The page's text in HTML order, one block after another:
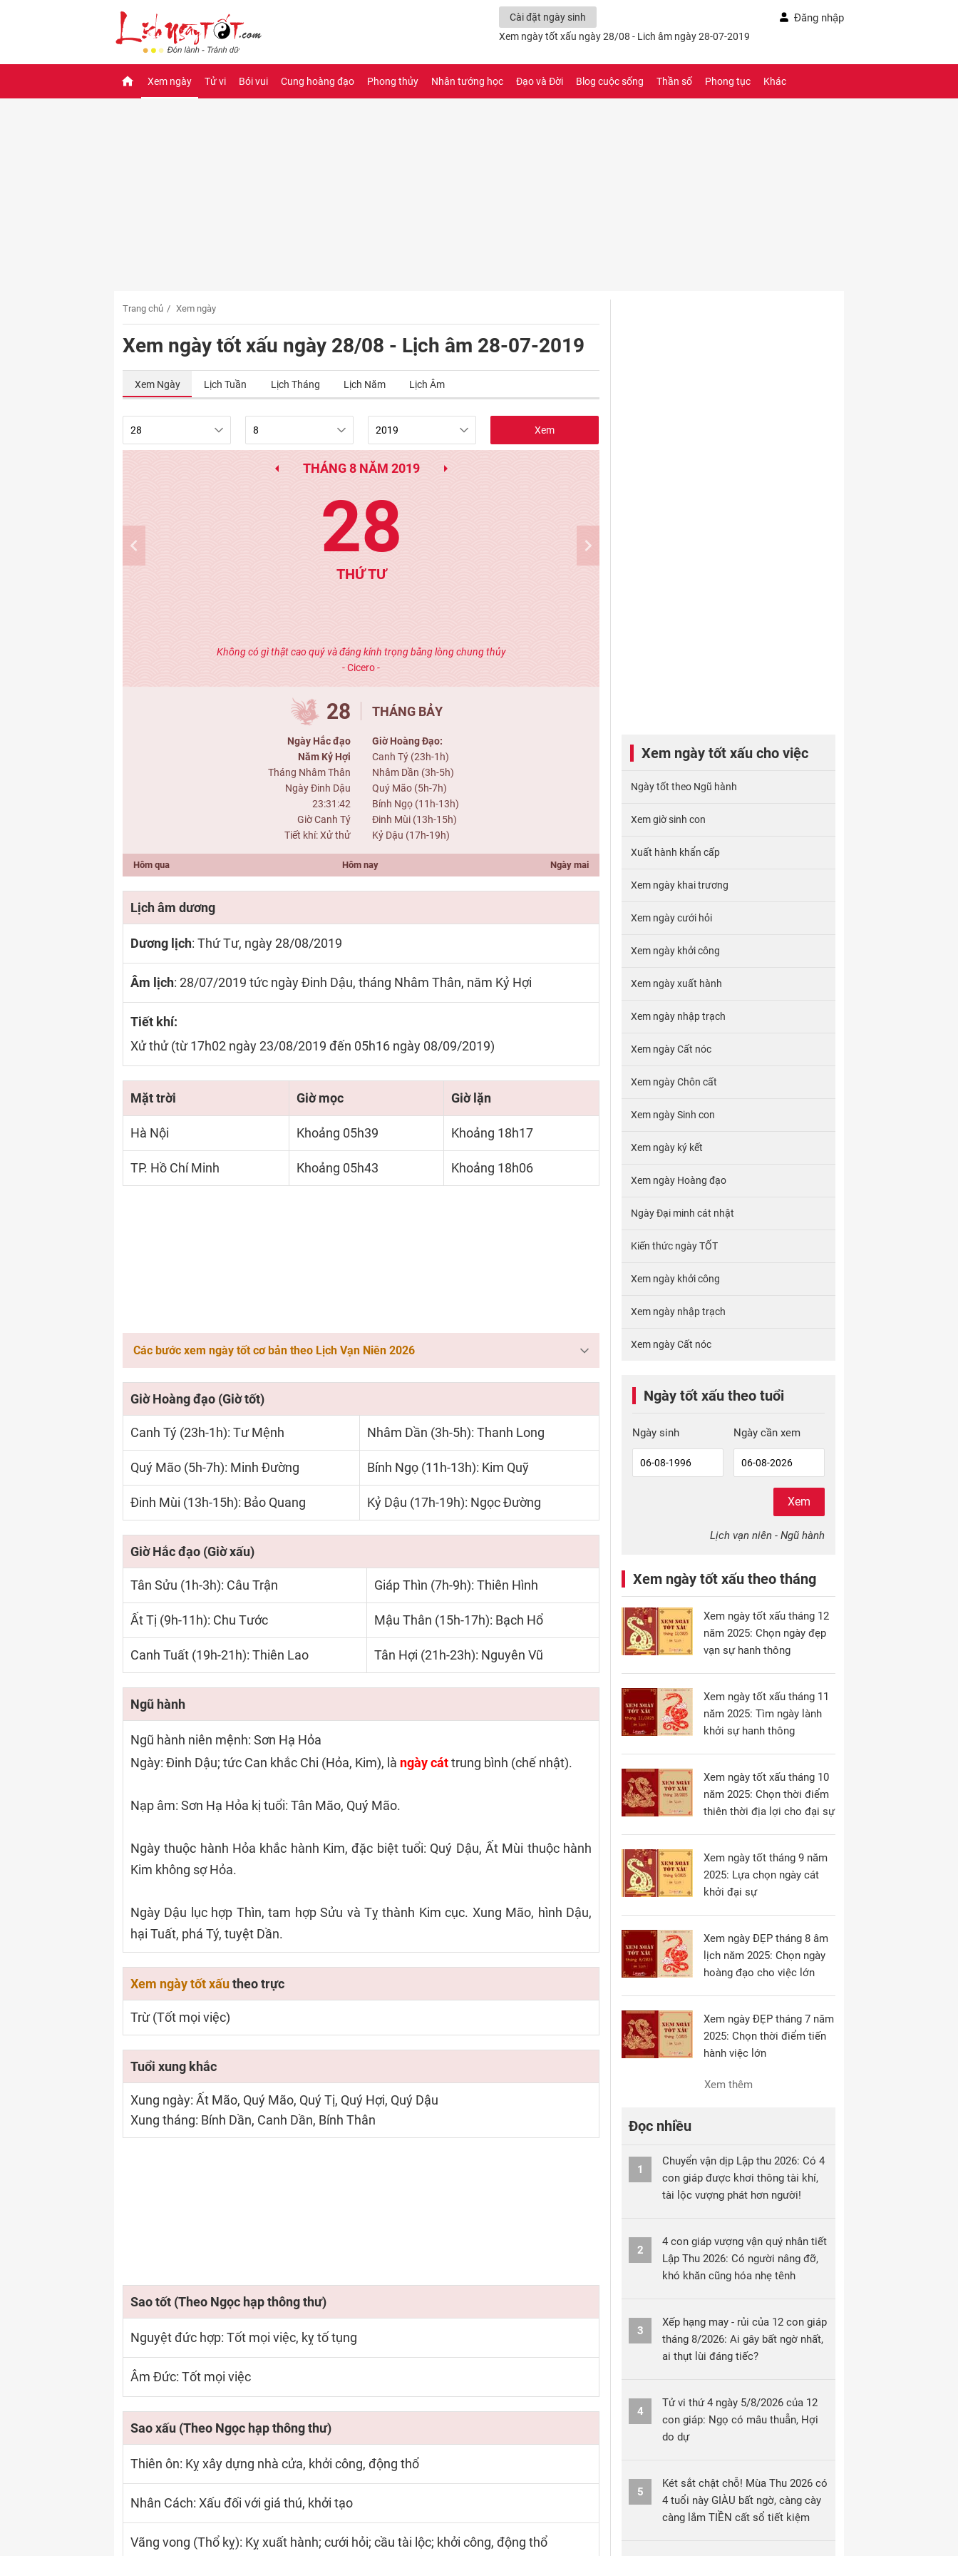
Cài đặt ngày sinh Đăng nhập
Xem ngày tốt xấu ngày 28/08 - Lich âm ngày 28-07-2019
Xem ngày Tử vi Bói vui Cung hoàng đạo Phong thủy Nhân tướng học Đạo và Đời Blog cuộc sống Thần số Phong tục Khác
Trang chủ Xem ngày
Xem ngày tốt xấu ngày 28/08 - Lịch âm 28-07-2019
Xem Ngày Lịch Tuần Lịch Tháng Lịch Năm Lịch Âm
Xem
THÁNG 8 NĂM 2019
28
THỨ TƯ
Không có gì thật cao quý và đáng kính trọng bằng lòng chung thủy
- Cicero -
28
Ngày Hắc đạo
Năm Kỷ Hợi
Tháng Nhâm Thân
Ngày Đinh Dậu
23:31:42
Giờ Canh Tý
Tiết khí: Xử thử
THÁNG BẢY
Giờ Hoàng Đạo:
Canh Tý (23h-1h)
Nhâm Dần (3h-5h)
Quý Mão (5h-7h)
Bính Ngọ (11h-13h)
Đinh Mùi (13h-15h)
Kỷ Dậu (17h-19h)
Hôm qua Hôm nay Ngày mai
Lịch âm dương
Dương lịch: Thứ Tư, ngày 28/08/2019
Âm lịch: 28/07/2019 tức ngày Đinh Dậu, tháng Nhâm Thân, năm Kỷ Hợi
Tiết khí:
Xử thử (từ 17h02 ngày 23/08/2019 đến 05h16 ngày 08/09/2019)
Mặt trời Giờ mọc Giờ lặn
Hà Nội Khoảng 05h39 Khoảng 18h17
TP. Hồ Chí Minh Khoảng 05h43 Khoảng 18h06
Các bước xem ngày tốt cơ bản theo Lịch Vạn Niên 2026
Giờ Hoàng đạo (Giờ tốt)
Canh Tý (23h-1h): Tư Mệnh Nhâm Dần (3h-5h): Thanh Long
Quý Mão (5h-7h): Minh Đường Bính Ngọ (11h-13h): Kim Quỹ
Đinh Mùi (13h-15h): Bảo Quang Kỷ Dậu (17h-19h): Ngọc Đường
Giờ Hắc đạo (Giờ xấu)
Tân Sửu (1h-3h): Câu Trận Giáp Thìn (7h-9h): Thiên Hình
Ất Tị (9h-11h): Chu Tước Mậu Thân (15h-17h): Bạch Hổ
Canh Tuất (19h-21h): Thiên Lao Tân Hợi (21h-23h): Nguyên Vũ
Ngũ hành
Ngũ hành niên mệnh: Sơn Hạ Hỏa
Ngày: Đinh Dậu; tức Can khắc Chi (Hỏa, Kim), là ngày cáttrung bình (chế nhật).
Nạp âm: Sơn Hạ Hỏa kị tuổi: Tân Mão, Quý Mão.
Ngày thuộc hành Hỏa khắc hành Kim, đặc biệt tuổi: Quý Dậu, Ất Mùi thuộc hành
Kim không sợ Hỏa.
Ngày Dậu lục hợp Thìn, tam hợp Sửu và Tỵ thành Kim cục. Xung Mão, hình Dậu,
hại Tuất, phá Tý, tuyệt Dần.
Xem ngày tốt xấutheo trực
Trừ (Tốt mọi việc)
Tuổi xung khắc
Xung ngày: Ất Mão, Quý Mão, Quý Tị, Quý Hợi, Quý Dậu
Xung tháng: Bính Dần, Canh Dần, Bính Thân
Sao tốt (Theo Ngọc hạp thông thư)
Nguyệt đức hợp: Tốt mọi việc, kỵ tố tụng
Âm Đức: Tốt mọi việc
Sao xấu (Theo Ngọc hạp thông thư)
Thiên ôn: Kỵ xây dựng nhà cửa, khởi công, động thổ
Nhân Cách: Xấu đối với giá thú, khởi tạo
Vãng vong (Thổ kỵ): Kỵ xuất hành; cưới hỏi; cầu tài lộc; khởi công, động thổ
Xem ngày tốt xấu cho việc
Ngày tốt theo Ngũ hành
Xem giờ sinh con
Xuất hành khẩn cấp
Xem ngày khai trương
Xem ngày cưới hỏi
Xem ngày khởi công
Xem ngày xuất hành
Xem ngày nhập trạch
Xem ngày Cất nóc
Xem ngày Chôn cất
Xem ngày Sinh con
Xem ngày ký kết
Xem ngày Hoàng đạo
Ngày Đại minh cát nhật
Kiến thức ngày TỐT
Xem ngày khởi công
Xem ngày nhập trạch
Xem ngày Cất nóc
Ngày tốt xấu theo tuổi
Ngày sinh Ngày cần xem
Xem
Lịch vạn niên - Ngũ hành
Xem ngày tốt xấu theo tháng
Xem ngày tốt xấu tháng 12
năm 2025: Chọn ngày đẹp
vạn sự hanh thông
Xem ngày tốt xấu tháng 11
năm 2025: Tìm ngày lành
khởi sự hanh thông
Xem ngày tốt xấu tháng 10
năm 2025: Chọn thời điểm
thiên thời địa lợi cho đại sự
Xem ngày tốt tháng 9 năm
2025: Lựa chọn ngày cát
khởi đại sự
Xem ngày ĐẸP tháng 8 âm
lịch năm 2025: Chọn ngày
hoàng đạo cho việc lớn
Xem ngày ĐẸP tháng 7 năm
2025: Chọn thời điểm tiến
hành việc lớn
Xem thêm
Đọc nhiều
1
Chuyển vận dịp Lập thu 2026: Có 4
con giáp được khơi thông tài khí,
tài lộc vượng phát hơn người!
2
4 con giáp vượng vận quý nhân tiết
Lập Thu 2026: Có người nâng đỡ,
khó khăn cũng hóa nhẹ tênh
3
Xếp hạng may - rủi của 12 con giáp
tháng 8/2026: Ai gây bất ngờ nhất,
ai thụt lùi đáng tiếc?
4
Tử vi thứ 4 ngày 5/8/2026 của 12
con giáp: Ngọ có mâu thuẫn, Hợi
do dự
5
Két sắt chật chỗ! Mùa Thu 2026 có
4 tuổi này GIÀU bất ngờ, càng cày
càng lắm TIỀN cất sổ tiết kiệm